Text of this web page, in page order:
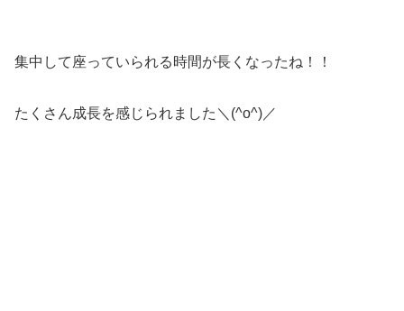
集中して座っていられる時間が長くなったね！！
たくさん成長を感じられました＼(^o^)／